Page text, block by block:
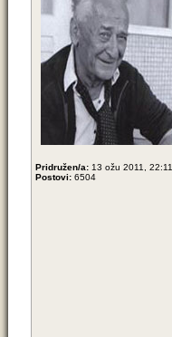
Pridružen/a: 13 ožu 2011, 22:11
Postovi: 6504